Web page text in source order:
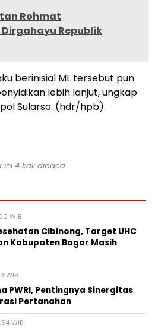
Rohmat
Dirgahayu Republik
berinisial ML tersebut pun
lebih lanjut, ungkap
Sularso. (hdr/hpb).
ini 4 kali dibaca
WIB
Cibinong, Target UHC
Kabupaten Bogor Masih
WIB
PWRI, Pentingnya Sinergitas
Pertanahan
WIB